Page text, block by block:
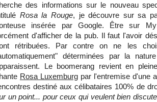
des informations sur le nouveau
Rosa la Rouge, je découvre sur sa
insérée par Google. Être sur
d'afficher de la pub. Il faut l'avoir
rétribuées. Par contre on ne les
déterminées par la
Le boomerang revient en
Rosa Luxemburg par l'entremise d'une
destiné aux célibataires 100% de
un point... pour ceux qui veulent bien